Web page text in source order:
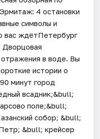
4 остановки
символы и
вас ждётПетербург
Дворцовая
в воде. Вы
истории о
минут город
всадник;&bull;
поле;&bull;
собор; &bull;
&bull; крейсер